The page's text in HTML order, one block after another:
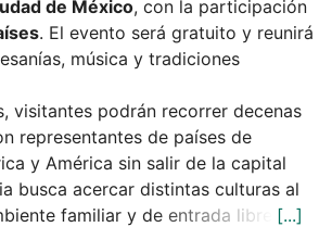
de México, con la participación
. El evento será gratuito y reunirá
música y tradiciones
visitantes podrán recorrer decenas
representantes de países de
y América sin salir de la capital
busca acercar distintas culturas al
familiar y de entrada libre.